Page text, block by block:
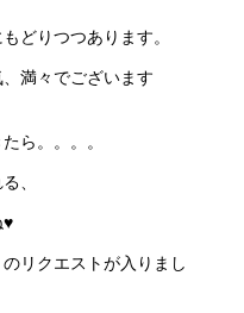
どりつつあります。
満々でございます
ら。。。。
、
♥
リクエストが入りまし